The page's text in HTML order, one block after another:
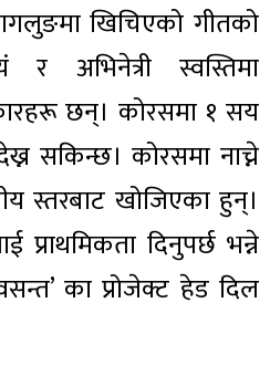
खिचिएको गीतको
अभिनेत्री स्वस्तिमा
छन्। कोरसमा १ सय
सकिन्छ। कोरसमा नाच्ने
स्तरबाट खोजिएका हुन्।
प्राथमिकता दिनुपर्छ भन्ने
का प्रोजेक्ट हेड दिल